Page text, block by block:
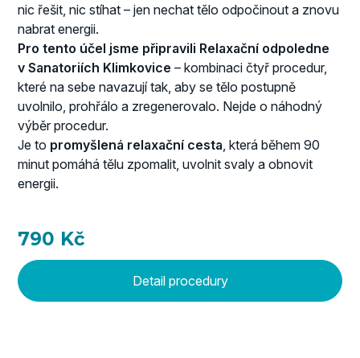
nic řešit, nic stíhat – jen nechat tělo odpočinout a znovu
nabrat energii.
Pro tento účel jsme připravili Relaxační odpoledne
v Sanatoriích Klimkovice – kombinaci čtyř procedur,
které na sebe navazují tak, aby se tělo postupně
uvolnilo, prohřálo a zregenerovalo. Nejde o náhodný
výběr procedur.
Je to promyšlená relaxační cesta , která během 90
minut pomáhá tělu zpomalit, uvolnit svaly a obnovit
energii.
790 Kč
Detail procedury